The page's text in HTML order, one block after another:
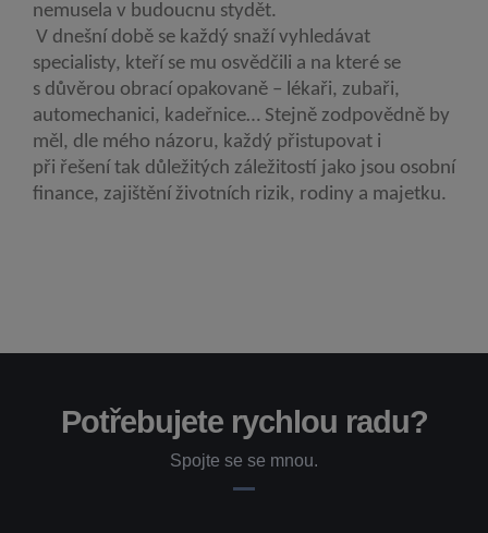
nemusela v budoucnu stydět.
V dnešní době se každý snaží vyhledávat
specialisty, kteří se mu osvědčili a na které se
s důvěrou obrací opakovaně – lékaři, zubaři,
automechanici, kadeřnice… Stejně zodpovědně by
měl, dle mého názoru, každý přistupovat i
při řešení tak důležitých záležitostí jako jsou osobní
finance, zajištění životních rizik, rodiny a majetku.
Potřebujete rychlou radu?
Spojte se se mnou.